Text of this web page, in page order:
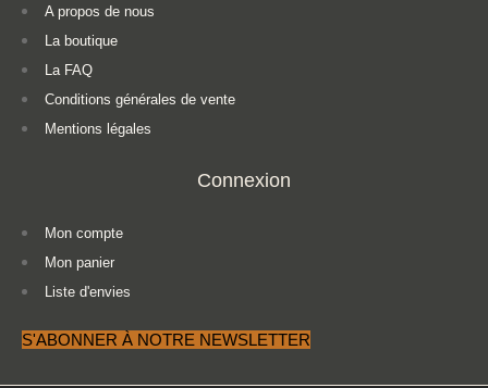
A propos de nous
La boutique
La FAQ
Conditions générales de vente
Mentions légales
Connexion
Mon compte
Mon panier
Liste d'envies
S'ABONNER À NOTRE NEWSLETTER